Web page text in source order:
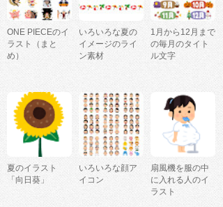
ONE PIECEのイ
ラスト（まと
め）
いろいろな夏の
イメージのライ
ン素材
1月から12月まで
の毎月のタイト
ル文字
夏のイラスト
「向日葵」
いろいろな顔ア
イコン
扇風機を服の中
に入れる人のイ
ラスト